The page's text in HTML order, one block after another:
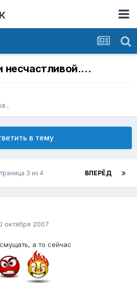
в тему
ВПЕРЁД
3 из 4
октября 2007
а то сейчас